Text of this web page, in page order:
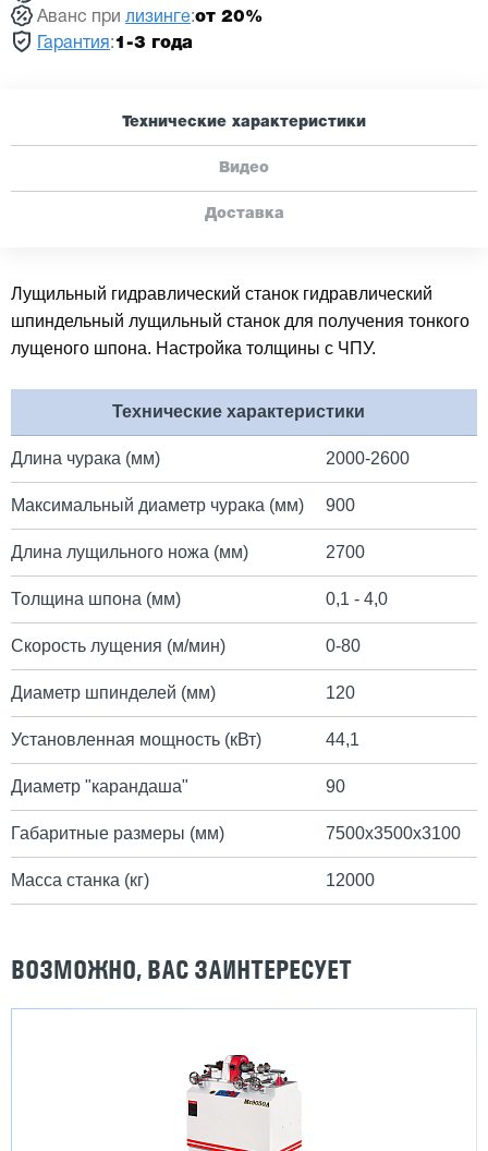
Аванс при лизинге:от 20%
Гарантия :1-3 года
Технические характеристики
Видео
Доставка
Лущильный гидравлический станок гидравлический
шпиндельный лущильный станок для получения тонкого
лущеного шпона. Настройка толщины с ЧПУ.
Технические характеристики
Длина чурака (мм) 2000-2600
Максимальный диаметр чурака (мм) 900
Длина лущильного ножа (мм) 2700
Толщина шпона (мм) 0,1 - 4,0
Скорость лущения (м/мин) 0-80
Диаметр шпинделей (мм) 120
Установленная мощность (кВт) 44,1
Диаметр "карандаша" 90
Габаритные размеры (мм) 7500х3500х3100
Масса станка (кг) 12000
ВОЗМОЖНО, ВАС ЗАИНТЕРЕСУЕТ